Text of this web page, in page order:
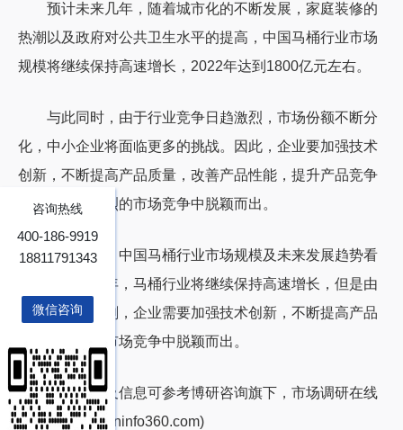
预计未来几年，随着城市化的不断发展，家庭装修的
热潮以及政府对公共卫生水平的提高，中国马桶行业市场
规模将继续保持高速增长，2022年达到1800亿元左右。
与此同时，由于行业竞争日趋激烈，市场份额不断分
化，中小企业将面临更多的挑战。因此，企业要加强技术
创新，不断提高产品质量，改善产品性能，提升产品竞争
力，才能在激烈的市场竞争中脱颖而出。
总的来说，中国马桶行业市场规模及未来发展趋势看
好，在未来几年，马桶行业将继续保持高速增长，但是由
于市场竞争加剧，企业需要加强技术创新，不断提高产品
质量，才能在市场竞争中脱颖而出。
以上数据及信息可参考博研咨询旗下，市场调研在线
网(http://www.cninfo360.com)
咨询热线
400-186-9919
18811791343
微信咨询